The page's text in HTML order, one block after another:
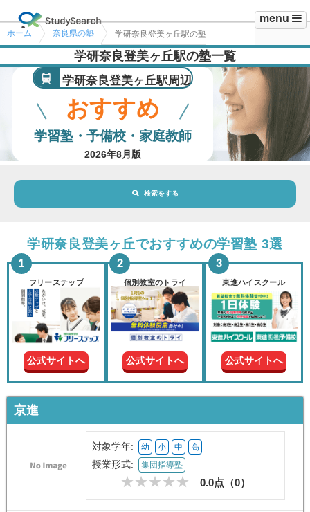
menu
ホーム 奈良県の塾 学研奈良登美ヶ丘駅の塾
学研奈良登美ヶ丘駅の塾一覧
学研奈良登美ヶ丘駅周辺
おすすめ
学習塾・予備校・家庭教師
2026年8月版
検索をする
地域・駅 学研奈良登美ヶ丘駅
選択されていません
市区町村 選択されていません 変更
現在の
学年
授業形
式
この条件で絞り込む
学研奈良登美ヶ丘でおすすめの学習塾 3選
フリーステップ
公式サイトへ
個別教室のトライ
公式サイトへ
東進ハイスクール
公式サイトへ
京進
対象学年: 幼 小 中 高
授業形式: 集団指導塾
0.0点（0）